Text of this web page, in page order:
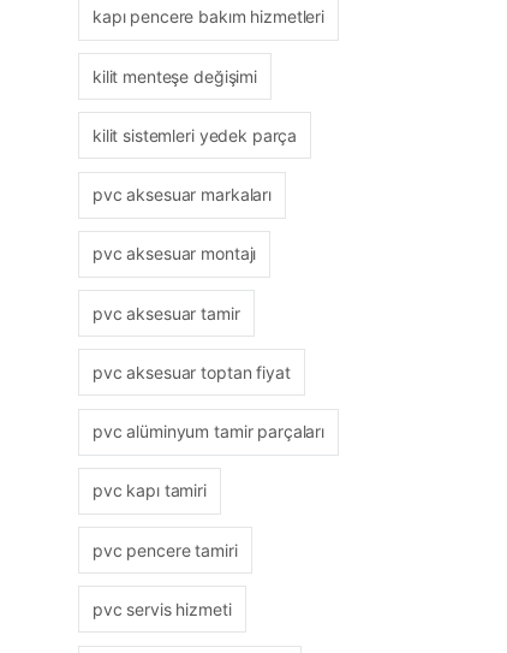
kapı pencere bakım hizmetleri
kilit menteşe değişimi
kilit sistemleri yedek parça
pvc aksesuar markaları
pvc aksesuar montajı
pvc aksesuar tamir
pvc aksesuar toptan fiyat
pvc alüminyum tamir parçaları
pvc kapı tamiri
pvc pencere tamiri
pvc servis hizmeti